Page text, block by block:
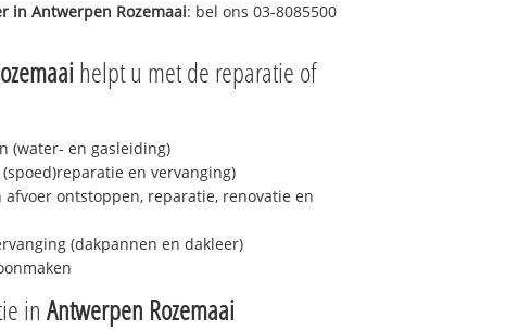
in Antwerpen Rozemaai: bel ons 03-8085500
helpt u met de reparatie of
(water- en gasleiding)
en vervanging)
ontstoppen, reparatie, renovatie en
(dakpannen en dakleer)
in Antwerpen Rozemaai